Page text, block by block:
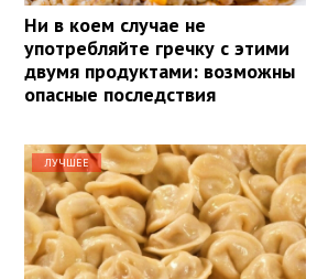
Ни в коем случае не
употребляйте гречку с этими
двумя продуктами: возможны
опасные последствия
ЛУЧШЕЕ